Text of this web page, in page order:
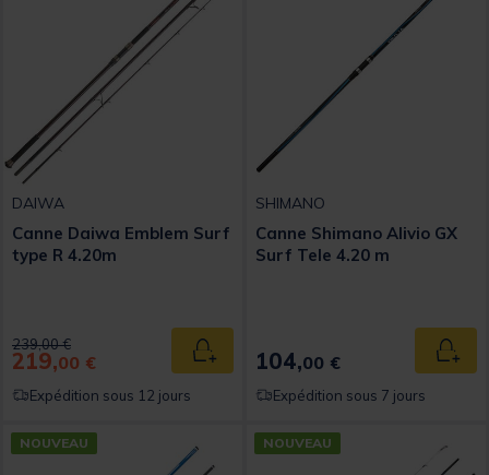
DAIWA
Canne Daiwa Emblem Surf
type R 4.20m
Price reduced from
239,00 €to
219,00 € Ajouter au panier
Expédition sous 12 jours
SHIMANO
Canne Shimano Alivio GX
Surf Tele 4.20 m
104,00 €
Expédition sous 7 jours
NOUVEAU NOUVEAU